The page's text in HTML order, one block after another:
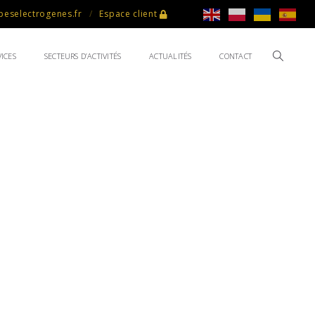
Espace client
SECTEURS D’ACTIVITÉS ACTUALITÉS CONTACT